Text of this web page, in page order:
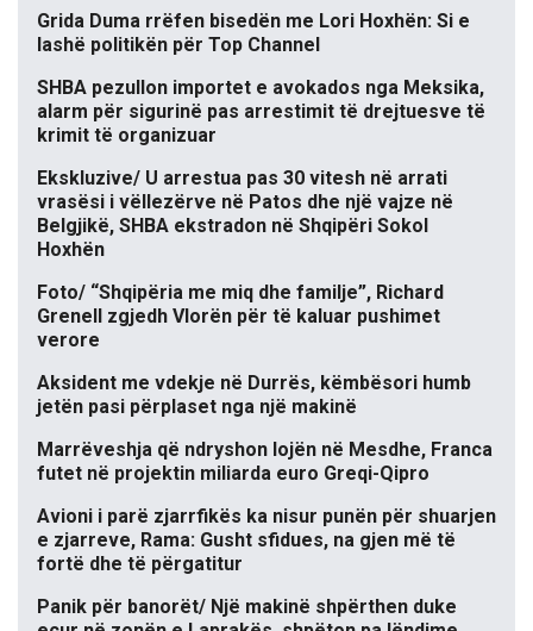
Grida Duma rrëfen bisedën me Lori Hoxhën: Si e
lashë politikën për Top Channel
SHBA pezullon importet e avokados nga Meksika,
alarm për sigurinë pas arrestimit të drejtuesve të
krimit të organizuar
Ekskluzive/ U arrestua pas 30 vitesh në arrati
vrasësi i vëllezërve në Patos dhe një vajze në
Belgjikë, SHBA ekstradon në Shqipëri Sokol
Hoxhën
Foto/ “Shqipëria me miq dhe familje”, Richard
Grenell zgjedh Vlorën për të kaluar pushimet
verore
Aksident me vdekje në Durrës, këmbësori humb
jetën pasi përplaset nga një makinë
Marrëveshja që ndryshon lojën në Mesdhe, Franca
futet në projektin miliarda euro Greqi-Qipro
Avioni i parë zjarrfikës ka nisur punën për shuarjen
e zjarreve, Rama: Gusht sfidues, na gjen më të
fortë dhe të përgatitur
Panik për banorët/ Një makinë shpërthen duke